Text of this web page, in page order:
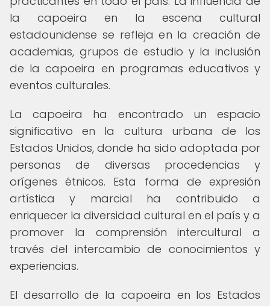
la capoeira en la escena cultural
estadounidense se refleja en la creación de
academias, grupos de estudio y la inclusión
de la capoeira en programas educativos y
eventos culturales.
La capoeira ha encontrado un espacio
significativo en la cultura urbana de los
Estados Unidos, donde ha sido adoptada por
personas de diversas procedencias y
orígenes étnicos. Esta forma de expresión
artística y marcial ha contribuido a
enriquecer la diversidad cultural en el país y a
promover la comprensión intercultural a
través del intercambio de conocimientos y
experiencias.
El desarrollo de la capoeira en los Estados